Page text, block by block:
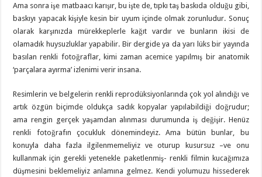
Ama sonra işe matbaacı karışır, bu işte de, tıpkı taş baskıda olduğu gibi,
baskıyı yapacak kişiyle kesin bir uyum içinde olmak zorunludur. Sonuç
olarak karşınızda mürekkeplerle kağıt vardır ve bunların ikisi de
olamadık huysuzluklar yapabilir. Bir dergide ya da yarı lüks bir yayında
basılan renkli fotoğraflar, kimi zaman acemice yapılmış bir anatomik
‘parçalara ayırma’ izlenimi verir insana.
Resimlerin ve belgelerin renkli reprodüksiyonlarında çok yol alındığı ve
artık özgün biçimde oldukça sadık kopyalar yapılabildiği doğrudur;
ama rengin gerçek yaşamdan alınması durumunda iş değişir. Henüz
renkli fotoğrafın çocukluk dönemindeyiz. Ama bütün bunlar, bu
konuyla daha fazla ilgilenmemeliyiz ve oturup kusursuz –ve onu
kullanmak için gerekli yetenekle paketlenmiş- renkli filmin kucağımıza
düşmesini beklemeliyiz anlamına gelmez. Kendi yolumuzu hissederek